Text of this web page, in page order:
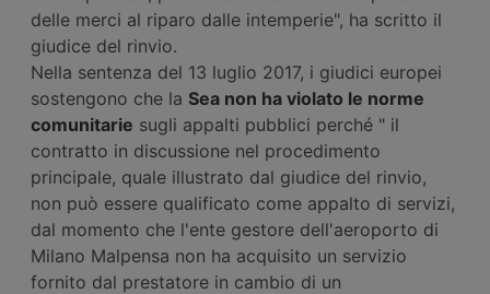
delle merci al riparo dalle intemperie", ha scritto il
giudice del rinvio.
Nella sentenza del 13 luglio 2017, i giudici europei
sostengono che la Sea non ha violato le norme
comunitarie sugli appalti pubblici perché " il
contratto in discussione nel procedimento
principale, quale illustrato dal giudice del rinvio,
non può essere qualificato come appalto di servizi,
dal momento che l'ente gestore dell'aeroporto di
Milano Malpensa non ha acquisito un servizio
fornito dal prestatore in cambio di un